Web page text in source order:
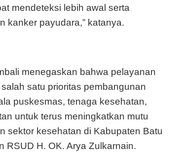
mendeteksi lebih awal serta
kanker payudara,” katanya.
menegaskan bahwa pelayanan
satu prioritas pembangunan
puskesmas, tenaga kesehatan,
untuk terus meningkatkan mutu
sektor kesehatan di Kabupaten Batu
RSUD H. OK. Arya Zulkarnain.